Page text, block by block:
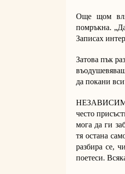
Още щом
помръкна.
Записах
Затова пък
да покани
НЕЗАВИСИМО
често
мога да ги
тя остана
разбира се,
поетеси.